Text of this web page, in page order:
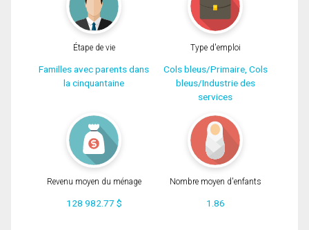
Étape de vie
Familles avec parents dans
la cinquantaine
Type d'emploi
Cols bleus/Primaire, Cols
bleus/Industrie des
services
Revenu moyen du ménage
128 982.77 $
Nombre moyen d'enfants
1.86